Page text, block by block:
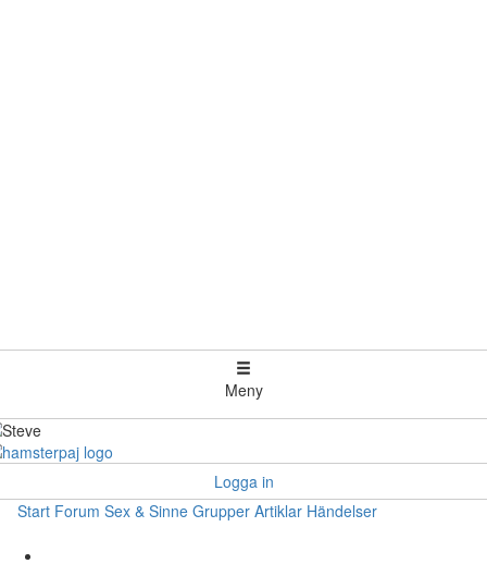
Meny
Logga in
Start Forum Sex & Sinne Grupper Artiklar Händelser